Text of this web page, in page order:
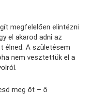
megfelelően elintézni
el akarod adni az
élned. A születésem
nem vesztettük el a
meg őt – ő